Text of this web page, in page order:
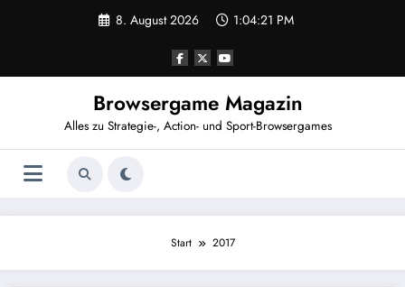
8. August 2026 1:04:21 PM
Browsergame Magazin
Alles zu Strategie-, Action- und Sport-Browsergames
Start 2017